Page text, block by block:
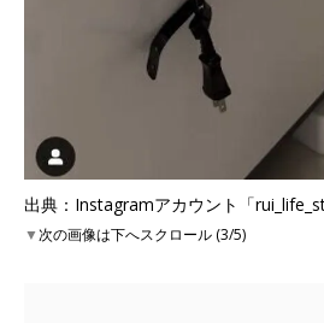
出典：Instagramアカウント「
▼次の画像は下へスクロール (3/5)